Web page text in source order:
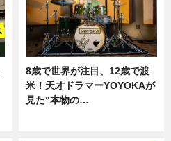
8歳で世界が注目、12歳で渡
米！天才ドラマーYOYOKAが
見た“本物の…